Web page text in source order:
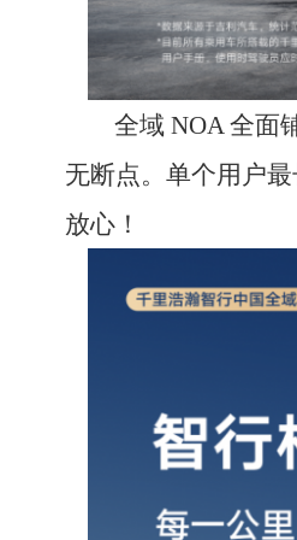
泊车次数达5101 次，最短泊车时
市 TOP3 分别为杭州、上海、宁波
现解放双手、从容停车。